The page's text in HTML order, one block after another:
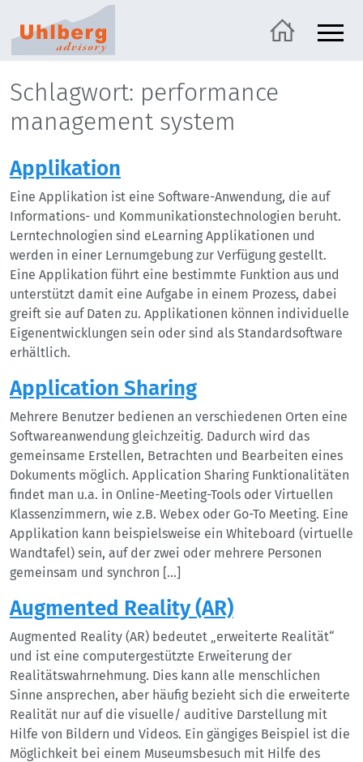
Schlagwort: performance
management system
Applikation
Eine Applikation ist eine Software-Anwendung, die auf
Informations- und Kommunikationstechnologien beruht.
Lerntechnologien sind eLearning Applikationen und
werden in einer Lernumgebung zur Verfügung gestellt.
Eine Applikation führt eine bestimmte Funktion aus und
unterstützt damit eine Aufgabe in einem Prozess, dabei
greift sie auf Daten zu. Applikationen können individuelle
Eigenentwicklungen sein oder sind als Standardsoftware
erhältlich.
Application Sharing
Mehrere Benutzer bedienen an verschiedenen Orten eine
Softwareanwendung gleichzeitig. Dadurch wird das
gemeinsame Erstellen, Betrachten und Bearbeiten eines
Dokuments möglich. Application Sharing Funktionalitäten
findet man u.a. in Online-Meeting-Tools oder Virtuellen
Klassenzimmern, wie z.B. Webex oder Go-To Meeting. Eine
Applikation kann beispielsweise ein Whiteboard (virtuelle
Wandtafel) sein, auf der zwei oder mehrere Personen
gemeinsam und synchron […]
Augmented Reality (AR)
Augmented Reality (AR) bedeutet „erweiterte Realität“
und ist eine computergestützte Erweiterung der
Realitätswahrnehmung. Dies kann alle menschlichen
Sinne ansprechen, aber häufig bezieht sich die erweiterte
Realität nur auf die visuelle/ auditive Darstellung mit
Hilfe von Bildern und Videos. Ein gängiges Beispiel ist die
Möglichkeit bei einem Museumsbesuch mit Hilfe des